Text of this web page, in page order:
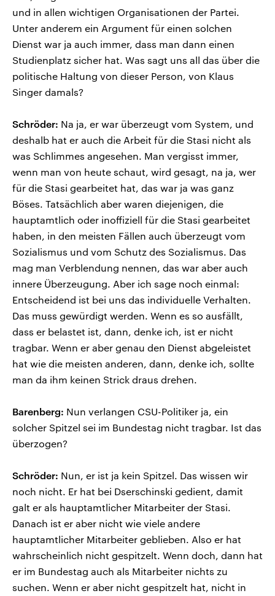
und in allen wichtigen Organisationen der Partei.
Unter anderem ein Argument für einen solchen
Dienst war ja auch immer, dass man dann einen
Studienplatz sicher hat. Was sagt uns all das über die
politische Haltung von dieser Person, von Klaus
Singer damals?
Schröder: Na ja, er war überzeugt vom System, und
deshalb hat er auch die Arbeit für die Stasi nicht als
was Schlimmes angesehen. Man vergisst immer,
wenn man von heute schaut, wird gesagt, na ja, wer
für die Stasi gearbeitet hat, das war ja was ganz
Böses. Tatsächlich aber waren diejenigen, die
hauptamtlich oder inoffiziell für die Stasi gearbeitet
haben, in den meisten Fällen auch überzeugt vom
Sozialismus und vom Schutz des Sozialismus. Das
mag man Verblendung nennen, das war aber auch
innere Überzeugung. Aber ich sage noch einmal:
Entscheidend ist bei uns das individuelle Verhalten.
Das muss gewürdigt werden. Wenn es so ausfällt,
dass er belastet ist, dann, denke ich, ist er nicht
tragbar. Wenn er aber genau den Dienst abgeleistet
hat wie die meisten anderen, dann, denke ich, sollte
man da ihm keinen Strick draus drehen.
Barenberg: Nun verlangen CSU-Politiker ja, ein
solcher Spitzel sei im Bundestag nicht tragbar. Ist das
überzogen?
Schröder: Nun, er ist ja kein Spitzel. Das wissen wir
noch nicht. Er hat bei Dserschinski gedient, damit
galt er als hauptamtlicher Mitarbeiter der Stasi.
Danach ist er aber nicht wie viele andere
hauptamtlicher Mitarbeiter geblieben. Also er hat
wahrscheinlich nicht gespitzelt. Wenn doch, dann hat
er im Bundestag auch als Mitarbeiter nichts zu
suchen. Wenn er aber nicht gespitzelt hat, nicht in